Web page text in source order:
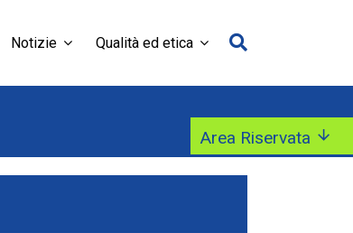
Notizie Qualità ed etica
Area Riservata